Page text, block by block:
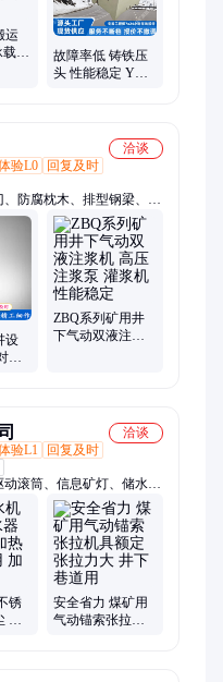
运
载能
故障率低 铸铁压
头 性能稳定 YHJ-
洽谈
验L0
回复及时
防腐枕木、排型钢梁、调
硐室密闭门、油侵枕木、
轨器、双速绞车、钻头钻
设
讲
ZBQ系列矿用井
下气动双液注浆
洽谈
验L1
回复及时
滚筒、信息矿灯、储水设
角铝压条、输送机配件、
、液压摇臂钻床、正压式
、硬质合金钎头、单体液
、甲烷气体检测器、防溢
锈
自
安全省力 煤矿用
气动锚索张拉机